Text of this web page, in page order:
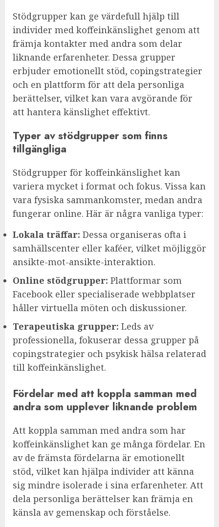
Stödgrupper kan ge värdefull hjälp till
individer med koffeinkänslighet genom att
främja kontakter med andra som delar
liknande erfarenheter. Dessa grupper
erbjuder emotionellt stöd, copingstrategier
och en plattform för att dela personliga
berättelser, vilket kan vara avgörande för
att hantera känslighet effektivt.
Typer av stödgrupper som finns
tillgängliga
Stödgrupper för koffeinkänslighet kan
variera mycket i format och fokus. Vissa kan
vara fysiska sammankomster, medan andra
fungerar online. Här är några vanliga typer:
Lokala träffar: Dessa organiseras ofta i
samhällscenter eller kaféer, vilket möjliggör
ansikte-mot-ansikte-interaktion.
Online stödgrupper: Plattformar som
Facebook eller specialiserade webbplatser
håller virtuella möten och diskussioner.
Terapeutiska grupper: Leds av
professionella, fokuserar dessa grupper på
copingstrategier och psykisk hälsa relaterad
till koffeinkänslighet.
Fördelar med att koppla samman med
andra som upplever liknande problem
Att koppla samman med andra som har
koffeinkänslighet kan ge många fördelar. En
av de främsta fördelarna är emotionellt
stöd, vilket kan hjälpa individer att känna
sig mindre isolerade i sina erfarenheter. Att
dela personliga berättelser kan främja en
känsla av gemenskap och förståelse.